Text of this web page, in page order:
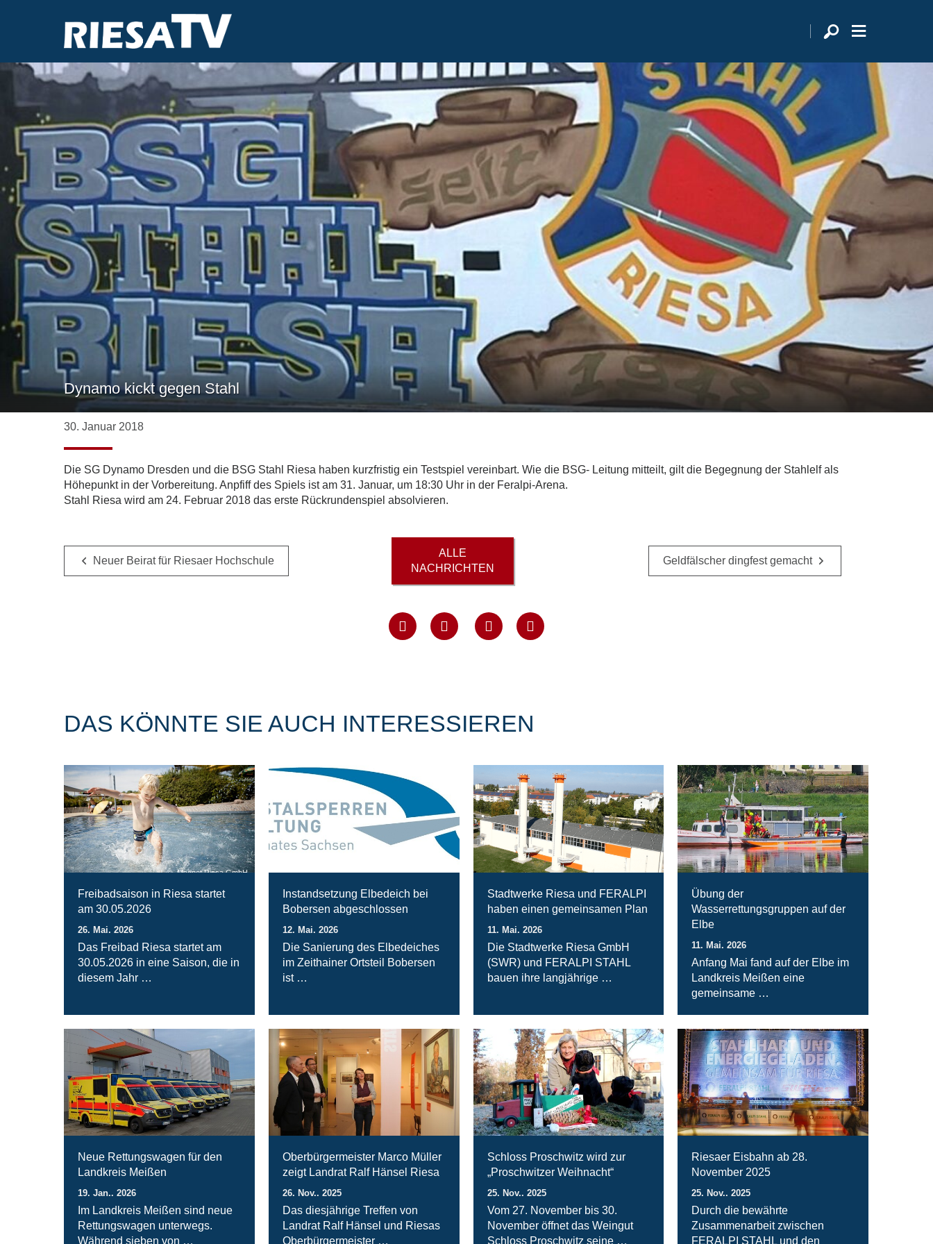
Dynamo kickt gegen Stahl
30. Januar 2018
Die SG Dynamo Dresden und die BSG Stahl Riesa haben kurzfristig ein Testspiel vereinbart. Wie die BSG- Leitung mitteilt, gilt die Begegnung der Stahlelf als
Höhepunkt in der Vorbereitung. Anpfiff des Spiels ist am 31. Januar, um 18:30 Uhr in der Feralpi-Arena.
Stahl Riesa wird am 24. Februar 2018 das erste Rückrundenspiel absolvieren.
Neuer Beirat für Riesaer Hochschule
ALLE
NACHRICHTEN
Geldfälscher dingfest gemacht
DAS KÖNNTE SIE AUCH INTERESSIEREN
Magnet Riesa GmbH
Freibadsaison in Riesa startet
am 30.05.2026
26. Mai. 2026
Das Freibad Riesa startet am
30.05.2026 in eine Saison, die in
diesem Jahr …
Instandsetzung Elbedeich bei
Bobersen abgeschlossen
12. Mai. 2026
Die Sanierung des Elbedeiches
im Zeithainer Ortsteil Bobersen
ist …
Stadtwerke Riesa und FERALPI
haben einen gemeinsamen Plan
11. Mai. 2026
Die Stadtwerke Riesa GmbH
(SWR) und FERALPI STAHL
bauen ihre langjährige …
Übung der
Wasserrettungsgruppen auf der
Elbe
11. Mai. 2026
Anfang Mai fand auf der Elbe im
Landkreis Meißen eine
gemeinsame …
Neue Rettungswagen für den
Landkreis Meißen
19. Jan.. 2026
Im Landkreis Meißen sind neue
Rettungswagen unterwegs.
Während sieben von …
Oberbürgermeister Marco Müller
zeigt Landrat Ralf Hänsel Riesa
26. Nov.. 2025
Das diesjährige Treffen von
Landrat Ralf Hänsel und Riesas
Oberbürgermeister …
Schloss Proschwitz wird zur
„Proschwitzer Weihnacht“
25. Nov.. 2025
Vom 27. November bis 30.
November öffnet das Weingut
Schloss Proschwitz seine …
Riesaer Eisbahn ab 28.
November 2025
25. Nov.. 2025
Durch die bewährte
Zusammenarbeit zwischen
FERALPI STAHL und den